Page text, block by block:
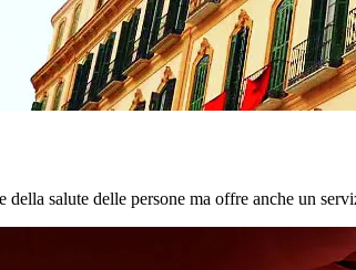
salute delle persone ma offre anche un